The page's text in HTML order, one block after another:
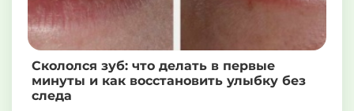
Скололся зуб: что делать в первые
минуты и как восстановить улыбку без
следа